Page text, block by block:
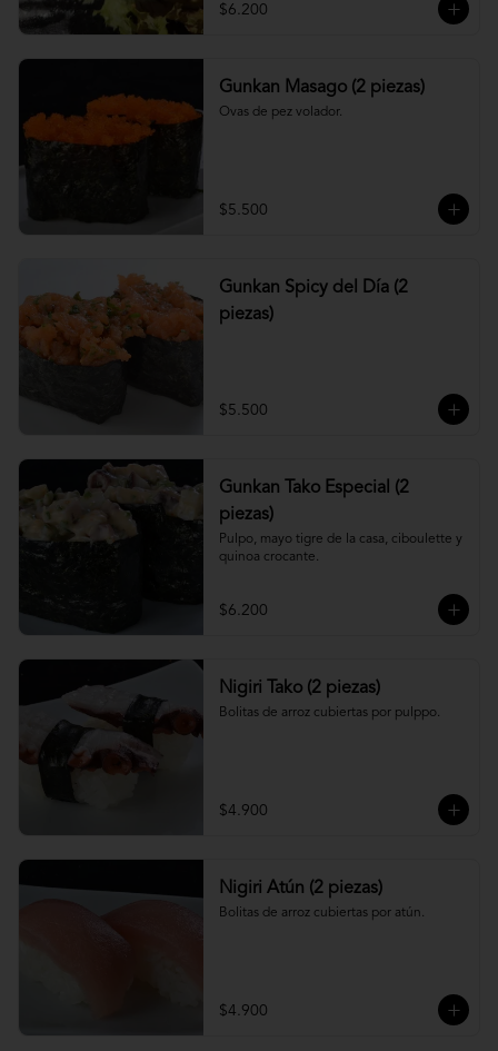
$6.200
Gunkan Masago (2 piezas)
Ovas de pez volador.
$5.500
Gunkan Spicy del Día (2
piezas)
$5.500
Gunkan Tako Especial (2
piezas)
Pulpo, mayo tigre de la casa, ciboulette y
quinoa crocante.
$6.200
Nigiri Tako (2 piezas)
Bolitas de arroz cubiertas por pulppo.
$4.900
Nigiri Atún (2 piezas)
Bolitas de arroz cubiertas por atún.
$4.900